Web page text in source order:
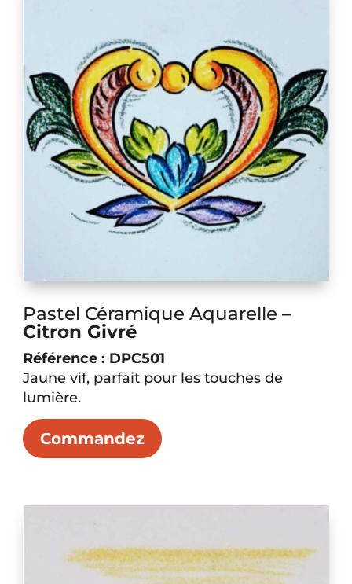
Pastel Céramique Aquarelle –
Citron Givré
Référence : DPC501
Jaune vif, parfait pour les touches de
lumière.
Commandez